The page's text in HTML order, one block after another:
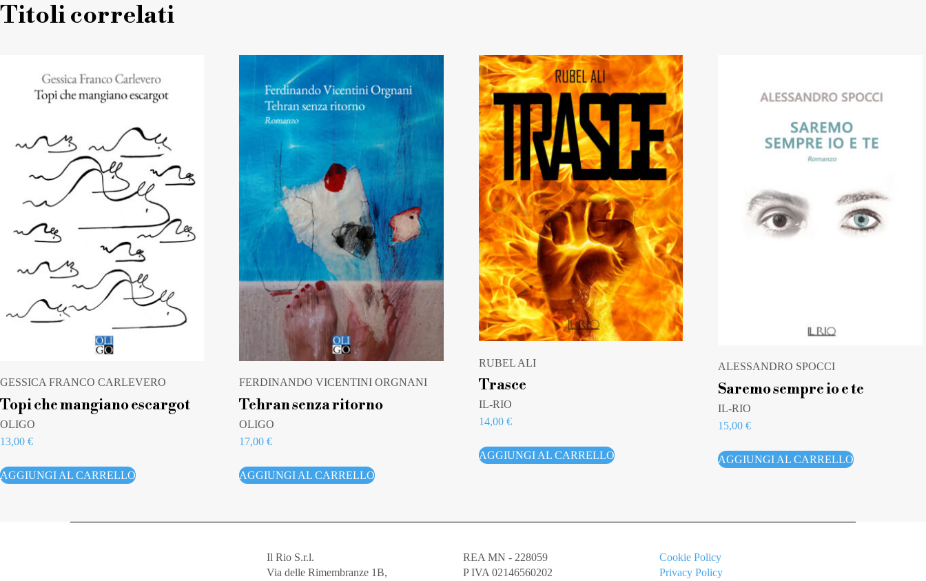
Titoli correlati
GESSICA FRANCO CARLEVERO
Topi che mangiano escargot
OLIGO
13,00 €
AGGIUNGI AL CARRELLO
FERDINANDO VICENTINI ORGNANI
Tehran senza ritorno
OLIGO
17,00€
AGGIUNGI AL CARRELLO
RUBEL ALI
Trasce
IL-RIO
14,00 €
AGGIUNGI AL CARRELLO
ALESSANDRO SPOCCI
Saremo sempre io e te
IL-RIO
15,00€
AGGIUNGI AL CARRELLO
Il Rio S.r.l.
Via delle Rimembranze 1B,
REA MN - 228059
P IVA 02146560202
Cookie Policy
Privacy Policy